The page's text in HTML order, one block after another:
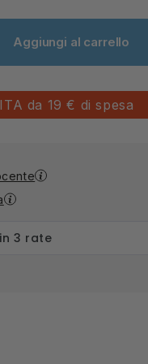
Aggiungi al carrello
da 19 € di spesa